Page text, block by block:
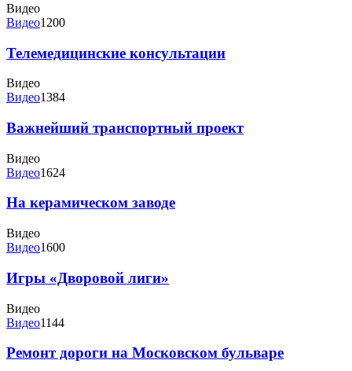
Видео
Видео1200
Телемедицинские консультации
Видео
Видео1384
Важнейший транспортный проект
Видео
Видео1624
На керамическом заводе
Видео
Видео1600
Игры «Дворовой лиги»
Видео
Видео1144
Ремонт дороги на Московском бульваре